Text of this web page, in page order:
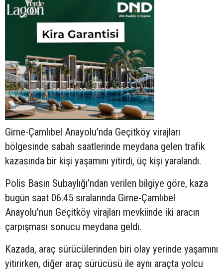
Girne-Çamlıbel Anayolu’nda Geçitköy virajları
bölgesinde sabah saatlerinde meydana gelen trafik
kazasında bir kişi yaşamını yitirdi, üç kişi yaralandı.
Polis Basın Subaylığı’ndan verilen bilgiye göre, kaza
bugün saat 06.45 sıralarında Girne-Çamlıbel
Anayolu’nun Geçitköy virajları mevkiinde iki aracın
çarpışması sonucu meydana geldi.
Kazada, araç sürücülerinden biri olay yerinde yaşamını
yitirirken, diğer araç sürücüsü ile aynı araçta yolcu